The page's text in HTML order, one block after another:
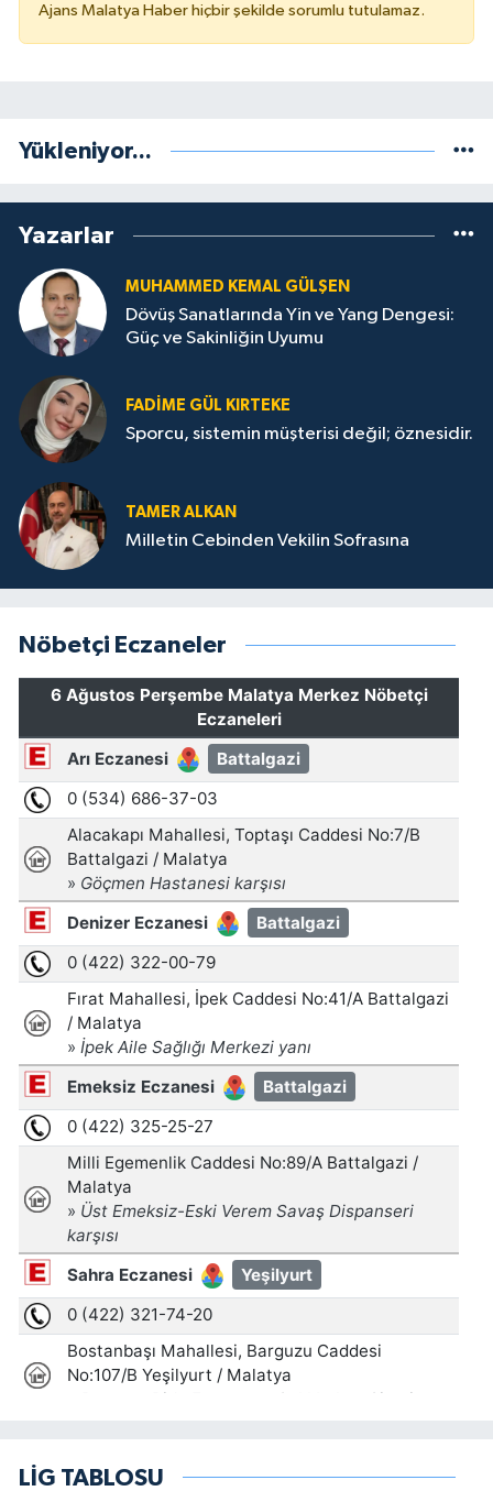
Ajans Malatya Haber hiçbir şekilde sorumlu tutulamaz.
Yükleniyor...
Yazarlar
MUHAMMED KEMAL GÜLŞEN
Dövüş Sanatlarında Yin ve Yang Dengesi:
Güç ve Sakinliğin Uyumu
FADIME GÜL KIRTEKE
Sporcu, sistemin müşterisi değil; öznesidir.
TAMER ALKAN
Milletin Cebinden Vekilin Sofrasına
Nöbetçi Eczaneler
LİG TABLOSU